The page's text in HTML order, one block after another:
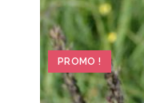
PROMO !